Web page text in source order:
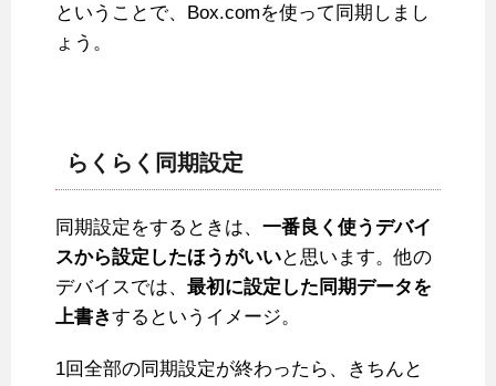
ということで、Box.comを使って同期しまし
ょう。
らくらく同期設定
同期設定をするときは、 一番良く使うデバイ
スから設定したほうがいいと思います。他の
デバイスでは、 最初に設定した同期データを
上書きするというイメージ。
1回全部の同期設定が終わったら、きちんと